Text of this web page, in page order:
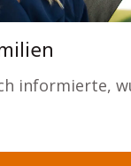
informierte,